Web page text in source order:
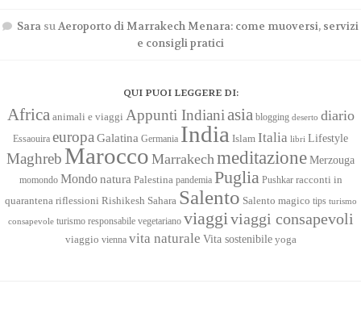
Sara suAeroporto di Marrakech Menara: come muoversi, servizi
e consigli pratici
QUI PUOI LEGGERE DI:
Africa animali e viaggi Appunti Indianiasia blogging deserto diario
Essaouira europa Galatina Germania India Islam Italia libri Lifestyle
Maghreb Marocco Marrakech meditazioneMerzouga
momondo Mondo natura Palestina pandemia Puglia Pushkar racconti in
quarantena riflessioni Rishikesh Sahara Salento Salento magico tips turismo
consapevole turismo responsabile vegetariano viaggi viaggi consapevoli
viaggio vienna vita naturale Vita sostenibile yoga